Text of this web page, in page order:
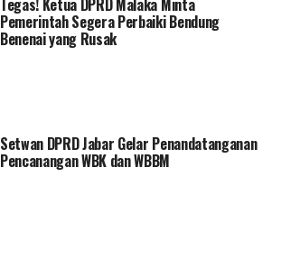
Pemerintah Segera Perbaiki Bendung
Benenai yang Rusak
Setwan DPRD Jabar Gelar Penandatanganan
Pencanangan WBK dan WBBM